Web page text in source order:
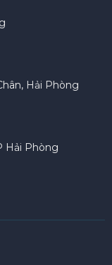
Hải Phòng
Hải Phòng